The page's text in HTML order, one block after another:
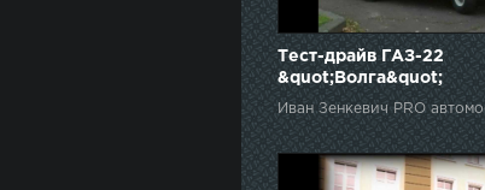
Тест-драйв ГАЗ-22
&quot;Волга&quot;
Иван Зенкевич PRO